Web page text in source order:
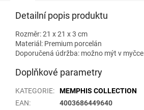
Detailní popis produktu
Rozměr: 21 x 21 x 3 cm
Materiál: Premium porcelán
Doporučená údržba: možno mýt v myčce
Doplňkové parametry
KATEGORIE:
MEMPHIS COLLECTION
EAN: 4003686449640